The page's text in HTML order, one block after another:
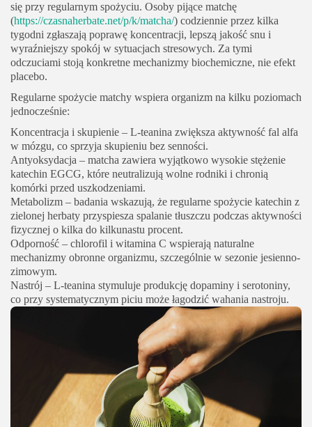
się przy regularnym spożyciu. Osoby pijące matchę
(https://czasnaherbate.net/p/k/matcha/) codziennie przez kilka
tygodni zgłaszają poprawę koncentracji, lepszą jakość snu i
wyraźniejszy spokój w sytuacjach stresowych. Za tymi
odczuciami stoją konkretne mechanizmy biochemiczne, nie efekt
placebo.
Regularne spożycie matchy wspiera organizm na kilku poziomach
jednocześnie:
Koncentracja i skupienie – L-teanina zwiększa aktywność fal alfa
w mózgu, co sprzyja skupieniu bez senności.
Antyoksydacja – matcha zawiera wyjątkowo wysokie stężenie
katechin EGCG, które neutralizują wolne rodniki i chronią
komórki przed uszkodzeniami.
Metabolizm – badania wskazują, że regularne spożycie katechin z
zielonej herbaty przyspiesza spalanie tłuszczu podczas aktywności
fizycznej o kilka do kilkunastu procent.
Odporność – chlorofil i witamina C wspierają naturalne
mechanizmy obronne organizmu, szczególnie w sezonie jesienno-
zimowym.
Nastrój – L-teanina stymuluje produkcję dopaminy i serotoniny,
co przy systematycznym piciu może łagodzić wahania nastroju.